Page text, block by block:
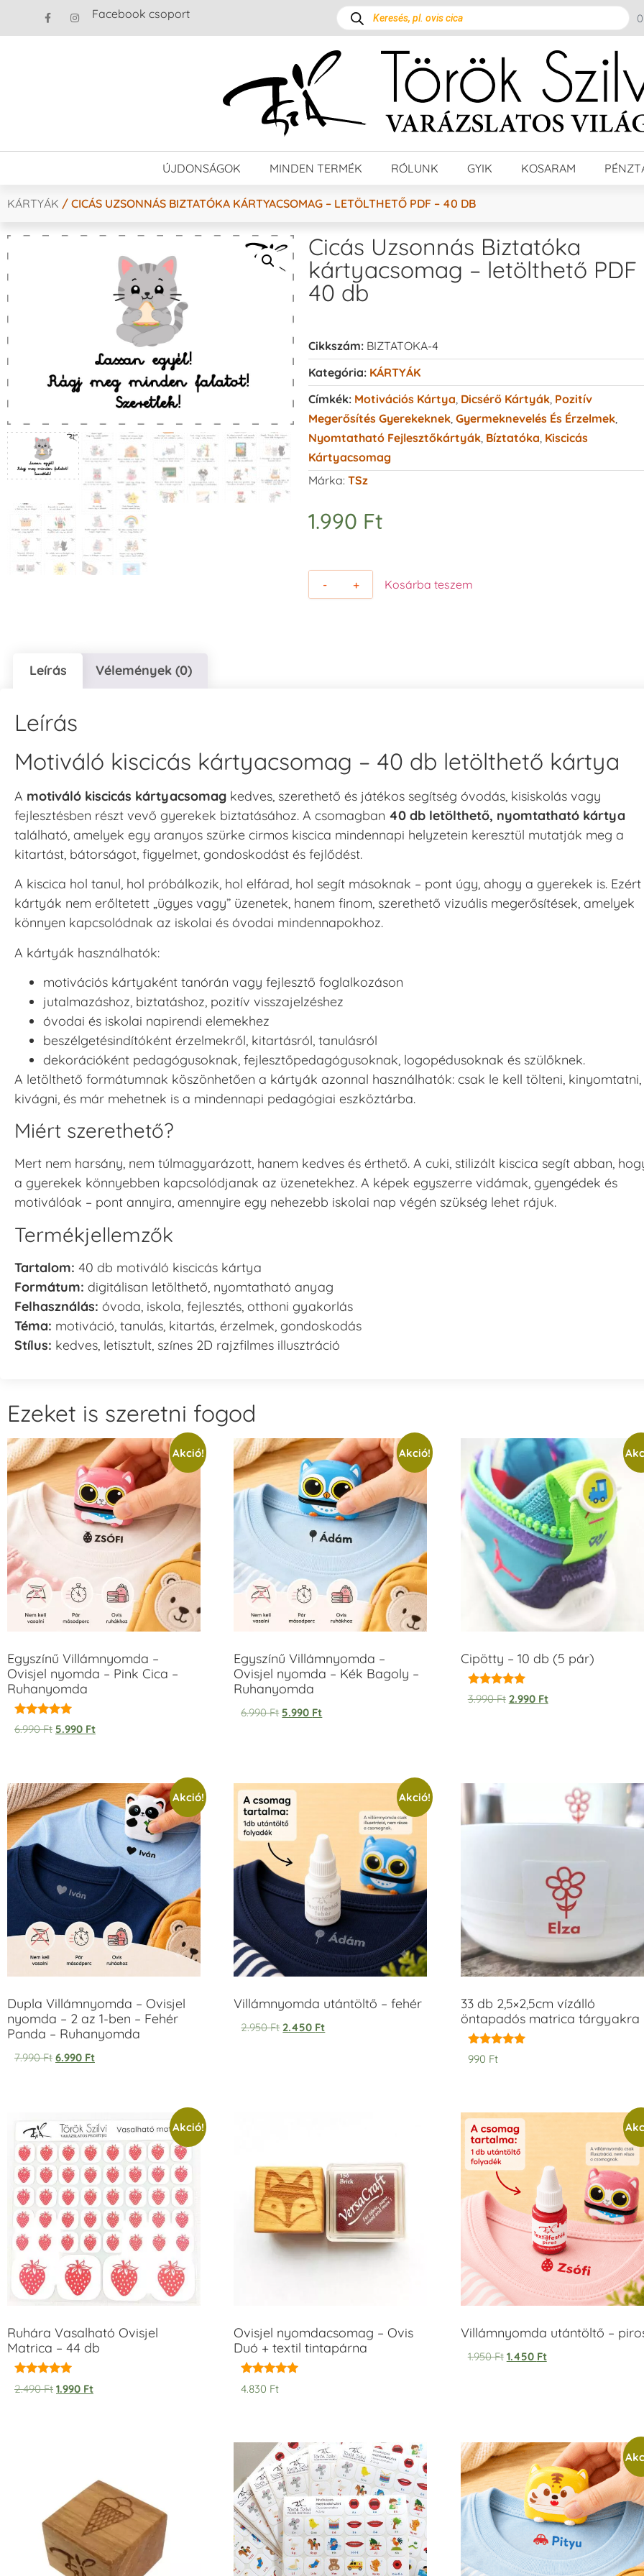
Facebook csoport
ÚJDONSÁGOK MINDEN TERMÉK RÓLUNK GYIK KOSARAM
KÁRTYÁK / CICÁS UZSONNÁS BIZTATÓKA KÁRTYACSOMAG – LETÖLTHETŐ PDF – 40 DB
Cicás Uzsonnás Biztatóka
kártyacsomag – letölthető PDF
40 db
Cikkszám: BIZTATOKA-4
Kategória: KÁRTYÁK
Címkék: Motivációs Kártya Dicsérő Kártyák, Pozitív
Megerősítés Gyerekeknek, Gyermeknevelés És Érzelmek,
Nyomtatható Fejlesztőkártyák, Bíztatóka Kiscicás
Kártyacsomag
Márka: TSz
1.990 Ft
- + Kosárba teszem
Leírás Vélemények (0)
Leírás
Motiváló kiscicás kártyacsomag – 40 db letölthető kártya
A motiváló kiscicás kártyacsomag kedves, szerethető és játékos segítség óvodás, kisiskolás vagy
fejlesztésben részt vevő gyerekek biztatásához. A csomagban 40 db letölthető, nyomtatható kártya
található, amelyek egy aranyos szürke cirmos kiscica mindennapi helyzetein keresztül mutatják meg a
kitartást, bátorságot, figyelmet, gondoskodást és fejlődést.
A kiscica hol tanul, hol próbálkozik, hol elfárad, hol segít másoknak – pont úgy, ahogy a gyerekek is.
kártyák nem erőltetett „ügyes vagy” üzenetek, hanem finom, szerethető vizuális megerősítések, amelyek
könnyen kapcsolódnak az iskolai és óvodai mindennapokhoz.
A kártyák használhatók:
motivációs kártyaként tanórán vagy fejlesztő foglalkozáson
jutalmazáshoz, biztatáshoz, pozitív visszajelzéshez
óvodai és iskolai napirendi elemekhez
beszélgetésindítóként érzelmekről, kitartásról, tanulásról
dekorációként pedagógusoknak, fejlesztőpedagógusoknak, logopédusoknak és szülőknek.
A letölthető formátumnak köszönhetően a kártyák azonnal használhatók: csak le kell tölteni, kinyomtatni,
kivágni, és már mehetnek is a mindennapi pedagógiai eszköztárba.
Miért szerethető?
Mert nem harsány, nem túlmagyarázott, hanem kedves és érthető. A cuki, stilizált kiscica segít abban,
a gyerekek könnyebben kapcsolódjanak az üzenetekhez. A képek egyszerre vidámak, gyengédek és
motiválóak – pont annyira, amennyire egy nehezebb iskolai nap végén szükség lehet rájuk.
Termékjellemzők
Tartalom: 40 db motiváló kiscicás kártya
Formátum: digitálisan letölthető, nyomtatható anyag
Felhasználás: óvoda, iskola, fejlesztés, otthoni gyakorlás
Téma: motiváció, tanulás, kitartás, érzelmek, gondoskodás
Stílus: kedves, letisztult, színes 2D rajzfilmes illusztráció
Ezeket is szeretni fogod
Akció!
Egyszínű Villámnyomda –
Ovisjel nyomda – Pink Cica –
Ruhanyomda
Értékelés:
5.00
6.990Ft 5.990 Ft
Akció!
Egyszínű Villámnyomda –
Ovisjel nyomda – Kék Bagoly –
Ruhanyomda
6.990Ft 5.990 Ft
Cipötty – 10 db (5 pár)
Értékelés:
5.00
3.990Ft 2.990 Ft
Akció!
Dupla Villámnyomda – Ovisjel
nyomda – 2 az 1-ben – Fehér
Panda – Ruhanyomda
7.990Ft 6.990 Ft
Akció!
Villámnyomda utántöltő – fehér
2.950Ft 2.450 Ft
33 db 2,5×2,5cm vízálló
öntapadós matrica tárgyakra
Értékelés:
5.00
990 Ft
Akció!
Ruhára Vasalható Ovisjel
Matrica – 44 db
Értékelés:
5.00
2.490Ft 1.990 Ft
Ovisjel nyomdacsomag – Ovis
Duó + textil tintapárna
Értékelés:
5.00
4.830 Ft
Villámnyomda utántöltő –
1.950Ft 1.450 Ft